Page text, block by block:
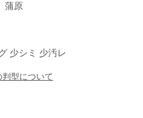
蒲原
少シミ 少汚レ
型について